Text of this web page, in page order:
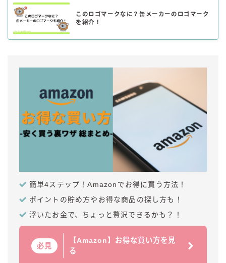
このロゴマークなに？缶メーカーのロゴマーク
を紹介！
簡単4ステップ！Amazonでお得に買う方法！
ポイントの貯め方やお得な商品の探し方も！
浮いたお金で、ちょっと贅沢できるかも？！
必見
【Amazon】お得な買い方を見
る